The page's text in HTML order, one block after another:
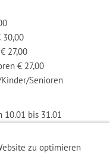
30,00
27,00
€ 27,00
Senioren
10.01 bis 31.01
21.12 bis 09.01
zu optimieren